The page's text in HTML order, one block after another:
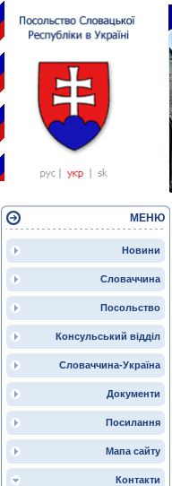
МЕНЮ
Новини
Словаччина
Посольство
Консульський відділ
Словаччина-Україна
Документи
Посилання
Мапа сайту
Контакти